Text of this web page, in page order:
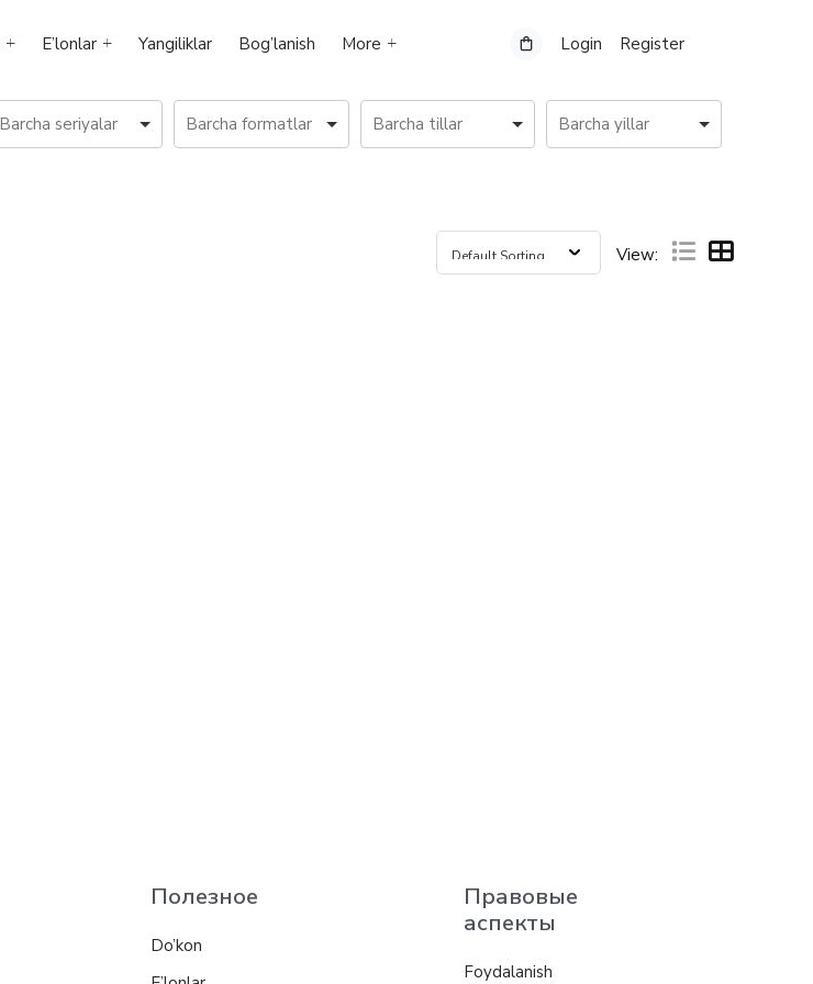
E’lonlar Yangiliklar Bog’lanish More Login Register
View:
Полезное
Do’kon
Правовые
аспекты
Foydalanish